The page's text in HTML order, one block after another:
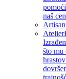
naš
Artisan
Atelier
što mu